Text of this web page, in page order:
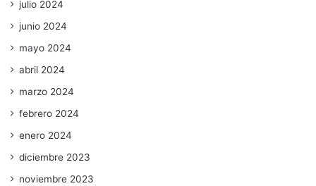
julio 2024
junio 2024
mayo 2024
abril 2024
marzo 2024
febrero 2024
enero 2024
diciembre 2023
noviembre 2023